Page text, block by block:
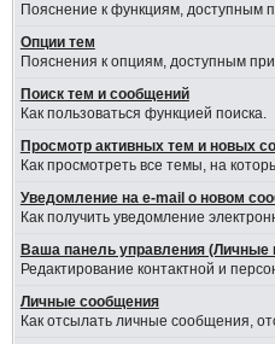
Пояснение к функциям,
Опции тем
Пояснения к опциям, доступным
Поиск тем и сообщений
Как пользоваться функцией поиска.
Просмотр активных тем и новых
Как просмотреть все темы, на
Уведомление на е-mail о новом
Как получить уведомление
Ваша панель управления (Личные
Редактирование контактной и
Личные сообщения
Как отсылать личные сообщения,